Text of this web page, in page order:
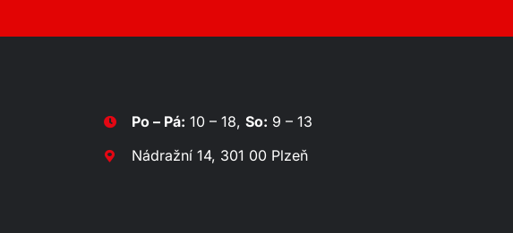
Po – Pá: 10 – 18,So: 9 – 13
Nádražní 14, 301 00 Plzeň